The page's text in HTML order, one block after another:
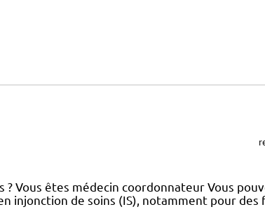
Vous êtes médecin coordonnateur Vous
injonction de soins (IS), notamment pour des